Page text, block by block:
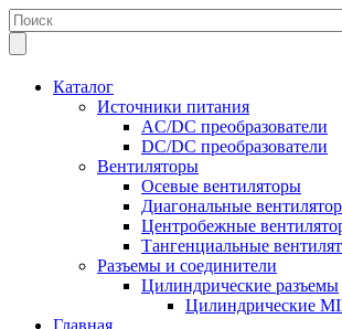
Каталог
Источники питания
AC/DC преобразователи
DC/DC преобразователи
Вентиляторы
Осевые вентиляторы
Диагональные
Центробежные
Тангенциальные
Разъемы и соединители
Цилиндрические разъемы
Цилиндрические
Главная